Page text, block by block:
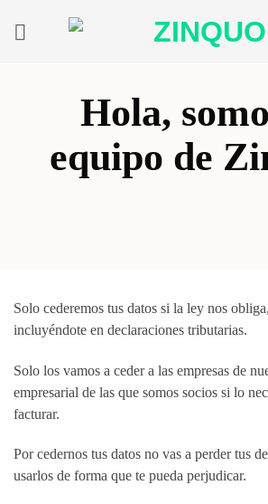
Hola,
equipo de
Solo cederemos tus datos si la ley nos
incluyéndote en declaraciones tributarias.
Solo los vamos a ceder a las empresas de
empresarial de las que somos socios si lo
facturar.
Por cedernos tus datos no vas a perder tus
usarlos de forma que te pueda perjudicar.